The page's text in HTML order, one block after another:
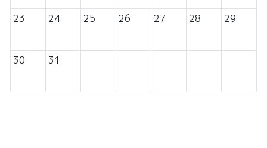
23 24 25 26 27 28 29
30 31